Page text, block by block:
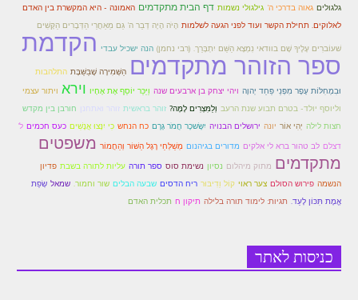
זוהר ואתחנן למתחילים
זוהר ואתחנן למתקדמים
זוהר עקב מתחילים
זוהר הקדוש עקב למתקדמים
זהר שופטים מתחילים
זוהר כי תצא מתקדמים
גלגולים גאוה בדרכי ה' גילגולי נשמות דף הבית מתקדמים האמונה - היא המקשרת בין האדם
לאלוקים. תחילת הקשר ועוד לפני הגעה לשלמות הָיׂה הָיָה דְבַר ה' גַּם מֵאַחֲרֵי הַדְּבָרִים הַקָּשִׁים
שׁעוֹברִים עָלֶיךָ שָׁם בוודאי נִמְצָא הַשֵּׁם יִתְבָּרֵך. (רבי נחמן) הנה ישכיל עבדי הקדמת
ספר הזוהר מתקדמים הַשְּׁמִירָה שֶׁבַּשַּׁבָּת התלהבות
וּבִמְחִלּוֹת עָפָר מִפְּנֵי פַּחַד יְהוָה ויהי יצחק בן ארבעים שנה וַיַּכֵּר יוֹסֵף אֶת אֶחָיו וירא ויתור עצמי
וליוסף יולד- בטרם תבוע שנת הרעב וְלַמִּצְרִים לָמָּה? זוהר בראשית
חורבן בין מקדש
חצות לילה יְהִי אוֹר יונה ירושלים הבנויה יִשָּׂשכָר חֲמֹר גָּרֶם כח הנחש כִי יִנָּצוּ אֲנָשִׁים כעס חכמים ל'
דצלם לב טהור ברא לי אלקים מדורים בגיהנום מְשַׁלְּחֵי רֶגֶל הַשּׁוֹר וְהַחֲמוֹר משפטים
מתקדמים מתוק מיהלום נסיון נשימת סוס ספר תורה עליות לתורה בשבת פדיון
הנשמה פירוש הסולם צער ראוי קוֹל וֵדִיבּוּר ריח הדסים שבעה הבלים שור וחמור. שמאל שְׂפַת
אֱמֶת תִּכּוֹן לָעַד. תגיות: לימוד תורה בלילה תיקון ח תכלית האדם
כניסות לאתר